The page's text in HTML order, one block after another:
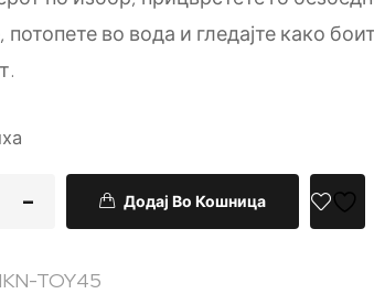
потопете во вода и гледајте како
Додај Во Кошница
TOY45